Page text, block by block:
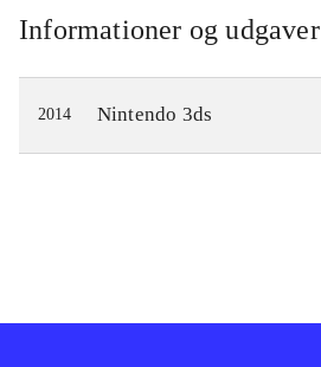
Informationer og udgaver
2014 Nintendo 3ds